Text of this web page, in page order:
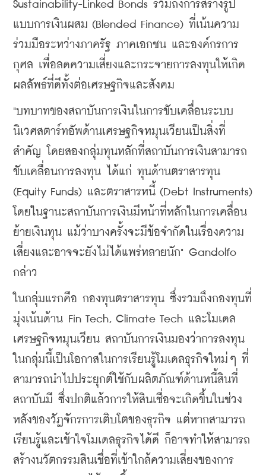
Sustainability-Linked Bonds รวมถึงการสร้างรูป
แบบการเงินผสม (Blended Finance) ที่เน้นความ
ร่วมมือระหว่างภาครัฐ ภาคเอกชน และองค์กรการ
กุศล เพื่อลดความเสี่ยงและกระจายการลงทุนให้เกิด
ผลลัพธ์ที่ดีทั้งต่อเศรษฐกิจและสังคม
"บทบาทของสถาบันการเงินในการขับเคลื่อนระบบ
นิเวศสตาร์ทอัพด้านเศรษฐกิจหมุนเวียนเป็นสิ่งที่
สำคัญ โดยสองกลุ่มทุนหลักที่สถาบันการเงินสามารถ
ขับเคลื่อนการลงทุน ได้แก่ ทุนด้านตราสารทุน
(Equity Funds) และตราสารหนี้ (Debt Instruments)
โดยในฐานะสถาบันการเงินมีหน้าที่หลักในการเคลื่อน
ย้ายเงินทุน แม้ว่าบางครั้งจะมีข้อจำกัดในเรื่องความ
เสี่ยงและอาจจะยังไม่ได้แพร่หลายนัก" Gandolfo
กล่าว
​ในกลุ่มแรกคือ กองทุนตราสารทุน ซึ่งรวมถึงกองทุนที่
มุ่งเน้นด้าน Fin Tech, Climate Tech และโมเดล
เศรษฐกิจหมุนเวียน สถาบันการเงินมองว่าการลงทุน
ในกลุ่มนี้เป็นโอกาสในการเรียนรู้โมเดลธุรกิจใหม่ๆ ที่
สามารถนำไปประยุกต์ใช้กับผลิตภัณฑ์ด้านหนี้สินที่
สถาบันมี ซึ่งปกติแล้วการให้สินเชื่อจะเกิดขึ้นในช่วง
หลังของวัฏจักรการเติบโตของธุรกิจ แต่หากสามารถ
เรียนรู้และเข้าใจโมเดลธุรกิจได้ดี ก็อาจทำให้สามารถ
สร้างนวัตกรรมสินเชื่อที่เข้าใกล้ความเสี่ยงของการ